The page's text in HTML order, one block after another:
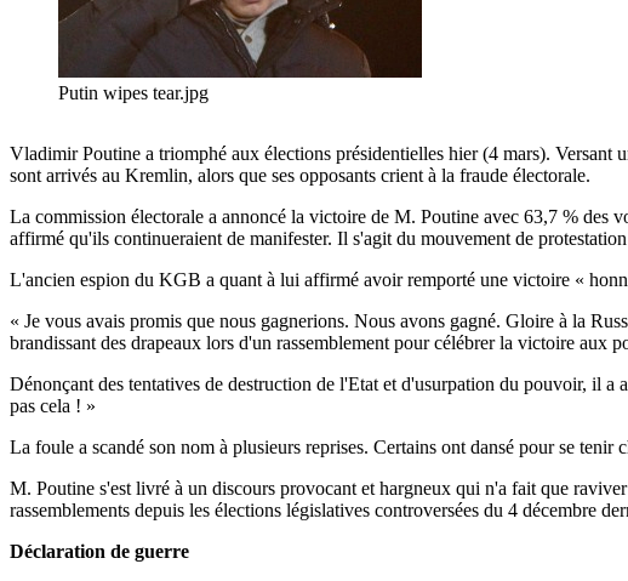
Putin wipes tear.jpg
Vladimir Poutine a triomphé aux élections présidentielles hier (4 mars). Versant
sont arrivés au Kremlin, alors que ses opposants crient à la fraude électorale.
La commission électorale a annoncé la victoire de M. Poutine avec 63,7 % des
affirmé qu'ils continueraient de manifester. Il s'agit du mouvement de
L'ancien espion du KGB a quant à lui affirmé avoir remporté une victoire «
« Je vous avais promis que nous gagnerions. Nous avons gagné. Gloire à la
brandissant des drapeaux lors d'un rassemblement pour célébrer la victoire aux
Dénonçant des tentatives de destruction de l'Etat et d'usurpation du pouvoir, il
pas cela ! »
La foule a scandé son nom à plusieurs reprises. Certains ont dansé pour se
M. Poutine s'est livré à un discours provocant et hargneux qui n'a fait que
rassemblements depuis les élections législatives controversées du 4 décembre
Déclaration de guerre